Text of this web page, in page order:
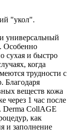
"укол".
универсальный
Особенно
сухая и быстро
когда
трудности с
Благодаря
веществ кожа
через 1 час после
Derma CollAGE
как
и заполнение